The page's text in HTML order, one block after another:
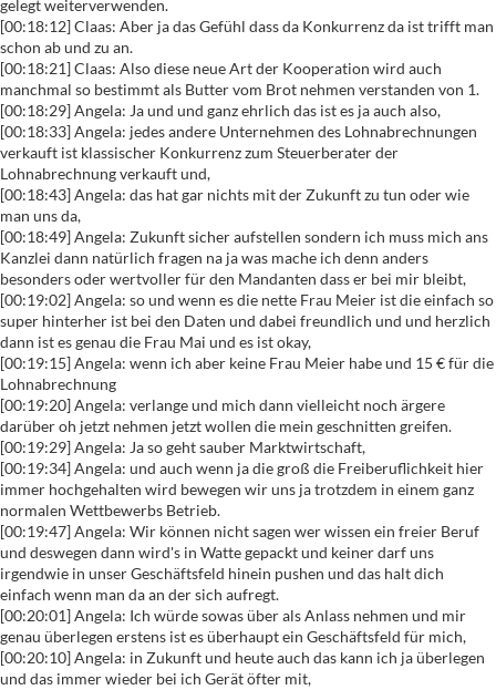
gelegt weiterverwenden.
[00:18:12] Claas: Aber ja das Gefühl dass da Konkurrenz da ist trifft man
schon ab und zu an.
[00:18:21] Claas: Also diese neue Art der Kooperation wird auch
manchmal so bestimmt als Butter vom Brot nehmen verstanden von 1.
[00:18:29] Angela: Ja und und ganz ehrlich das ist es ja auch also,
[00:18:33] Angela: jedes andere Unternehmen des Lohnabrechnungen
verkauft ist klassischer Konkurrenz zum Steuerberater der
Lohnabrechnung verkauft und,
[00:18:43] Angela: das hat gar nichts mit der Zukunft zu tun oder wie
man uns da,
[00:18:49] Angela: Zukunft sicher aufstellen sondern ich muss mich ans
Kanzlei dann natürlich fragen na ja was mache ich denn anders
besonders oder wertvoller für den Mandanten dass er bei mir bleibt,
[00:19:02] Angela: so und wenn es die nette Frau Meier ist die einfach so
super hinterher ist bei den Daten und dabei freundlich und und herzlich
dann ist es genau die Frau Mai und es ist okay,
[00:19:15] Angela: wenn ich aber keine Frau Meier habe und 15 € für die
Lohnabrechnung
[00:19:20] Angela: verlange und mich dann vielleicht noch ärgere
darüber oh jetzt nehmen jetzt wollen die mein geschnitten greifen.
[00:19:29] Angela: Ja so geht sauber Marktwirtschaft,
[00:19:34] Angela: und auch wenn ja die groß die Freiberuflichkeit hier
immer hochgehalten wird bewegen wir uns ja trotzdem in einem ganz
normalen Wettbewerbs Betrieb.
[00:19:47] Angela: Wir können nicht sagen wer wissen ein freier Beruf
und deswegen dann wird's in Watte gepackt und keiner darf uns
irgendwie in unser Geschäftsfeld hinein pushen und das halt dich
einfach wenn man da an der sich aufregt.
[00:20:01] Angela: Ich würde sowas über als Anlass nehmen und mir
genau überlegen erstens ist es überhaupt ein Geschäftsfeld für mich,
[00:20:10] Angela: in Zukunft und heute auch das kann ich ja überlegen
und das immer wieder bei ich Gerät öfter mit,